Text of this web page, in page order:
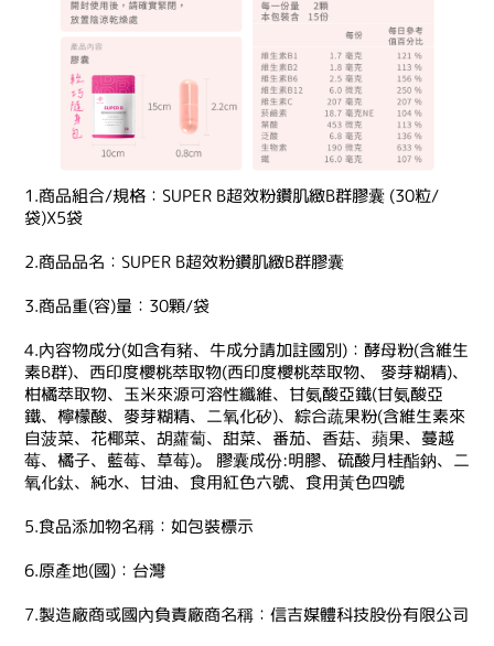
1.商品組合/規格：SUPER B超效粉鑽肌緻B群膠囊 (30粒/
袋)X5袋
2.商品品名：SUPER B超效粉鑽肌緻B群膠囊
3.商品重(容)量：30顆/袋
4.內容物成分(如含有豬、牛成分請加註國別)：酵母粉(含維生
素B群)、西印度櫻桃萃取物(西印度櫻桃萃取物、 麥芽糊精)、
柑橘萃取物、玉米來源可溶性纖維、甘氨酸亞鐵(甘氨酸亞
鐵、檸檬酸、麥芽糊精、二氧化矽)、綜合蔬果粉(含維生素來
自菠菜、花椰菜、胡蘿蔔、甜菜、番茄、香菇、蘋果、蔓越
莓、橘子、藍莓、草莓)。 膠囊成份:明膠、硫酸月桂酯鈉、二
氧化鈦、純水、甘油、食用紅色六號、食用黃色四號
5.食品添加物名稱：如包裝標示
6.原產地(國)：台灣
7.製造廠商或國內負責廠商名稱：信吉媒體科技股份有限公司